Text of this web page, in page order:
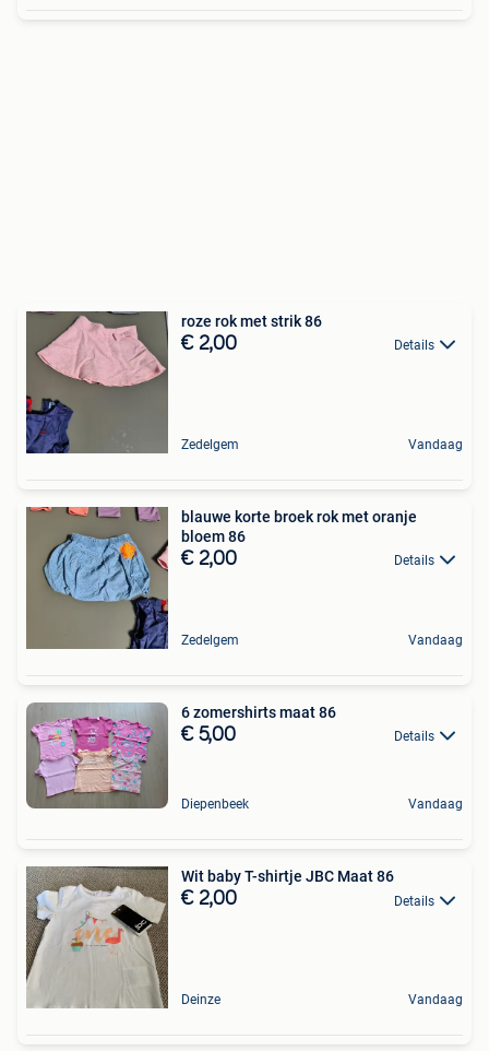
roze rok met strik 86
€ 2,00 Details
Zedelgem Vandaag
blauwe korte broek rok met oranje
bloem 86
€ 2,00 Details
Zedelgem Vandaag
6 zomershirts maat 86
€ 5,00 Details
Diepenbeek Vandaag
Wit baby T-shirtje JBC Maat 86
€ 2,00 Details
Deinze Vandaag